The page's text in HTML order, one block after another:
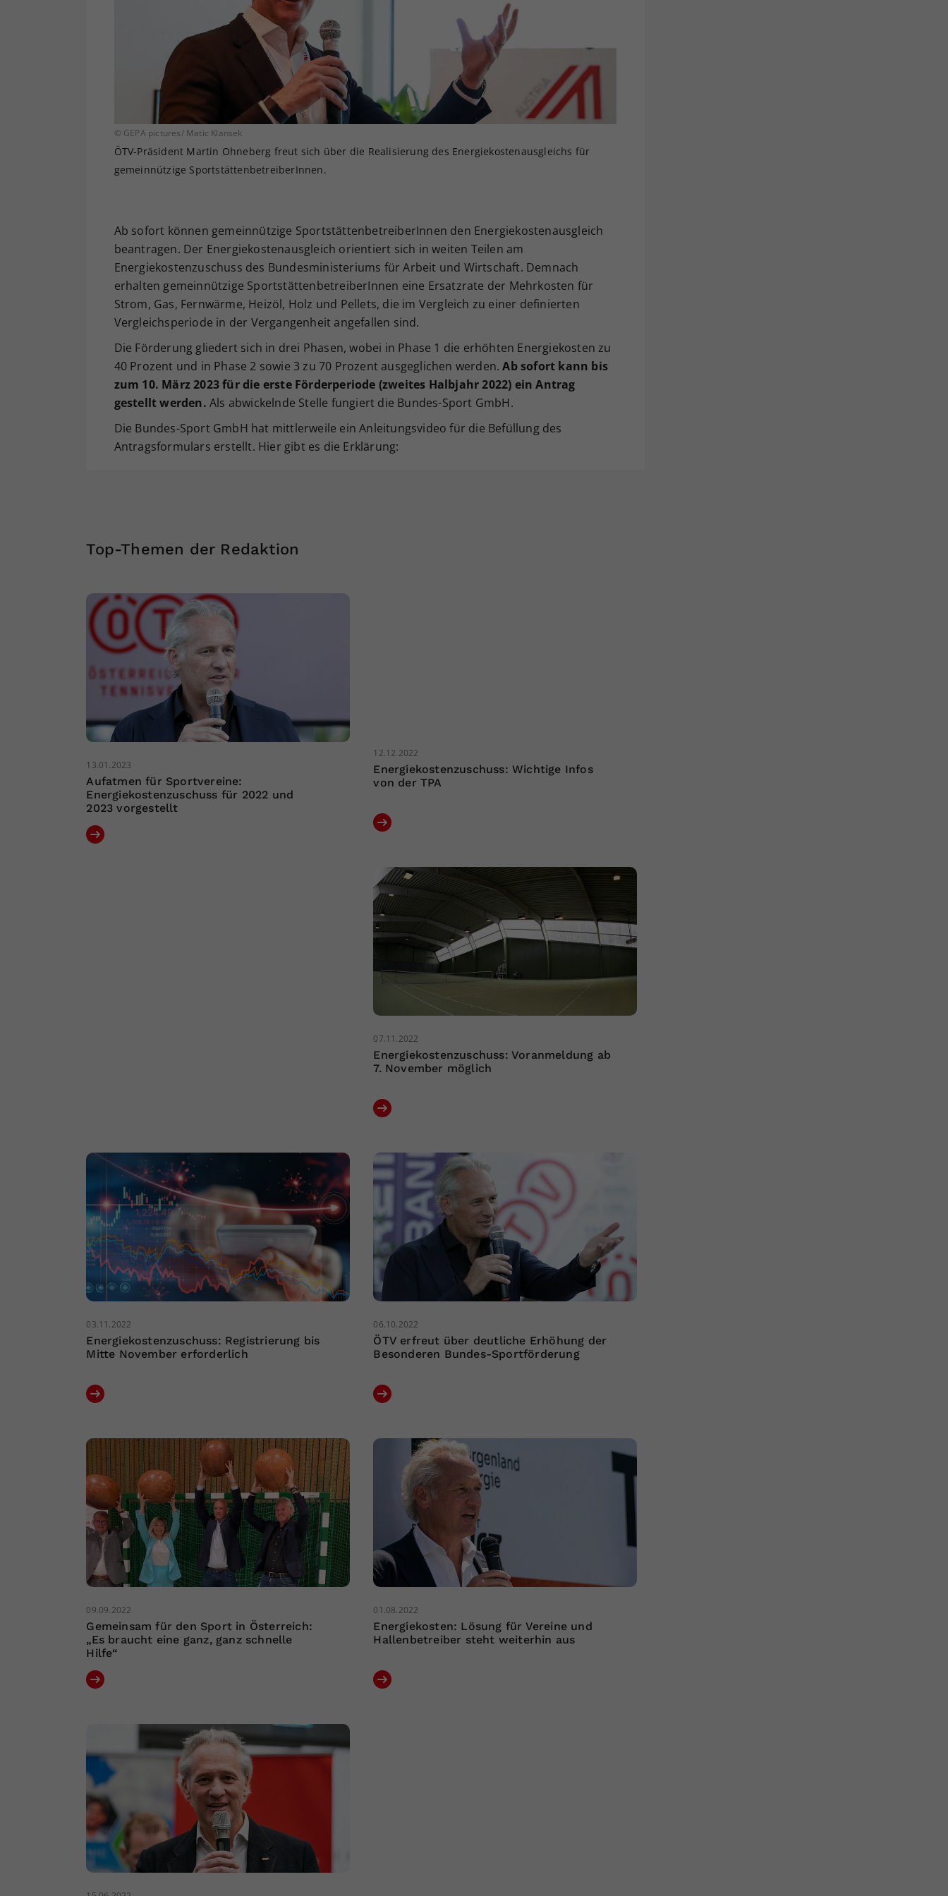
© GEPA pictures/ Matic Klansek
ÖTV-Präsident Martin Ohneberg freut sich über die Realisierung des Energiekostenausgleichs für
gemeinnützige SportstättenbetreiberInnen.
Ab sofort können gemeinnützige SportstättenbetreiberInnen den Energiekostenausgleich
beantragen. Der Energiekostenausgleich orientiert sich in weiten Teilen am
Energiekostenzuschuss des Bundesministeriums für Arbeit und Wirtschaft. Demnach
erhalten gemeinnützige SportstättenbetreiberInnen eine Ersatzrate der Mehrkosten für
Strom, Gas, Fernwärme, Heizöl, Holz und Pellets, die im Vergleich zu einer definierten
Vergleichsperiode in der Vergangenheit angefallen sind.
Die Förderung gliedert sich in drei Phasen, wobei in Phase 1 die erhöhten Energiekosten zu
40 Prozent und in Phase 2 sowie 3 zu 70 Prozent ausgeglichen werden.Ab sofort kann bis
zum 10. März 2023 für die erste Förderperiode (zweites Halbjahr 2022) ein Antrag
gestellt werden. Als abwickelnde Stelle fungiert die Bundes-Sport GmbH.
Die Bundes-Sport GmbH hat mittlerweile ein Anleitungsvideo für die Befüllung des
Antragsformulars erstellt. Hier gibt es die Erklärung:
Top-Themen der Redaktion
13.01.2023
Aufatmen für Sportvereine:
Energiekostenzuschuss für 2022 und
2023 vorgestellt
12.12.2022
Energiekostenzuschuss: Wichtige Infos
von der TPA
07.11.2022
Energiekostenzuschuss: Voranmeldung ab
7. November möglich
03.11.2022
Energiekostenzuschuss: Registrierung bis
Mitte November erforderlich
06.10.2022
ÖTV erfreut über deutliche Erhöhung der
Besonderen Bundes-Sportförderung
09.09.2022
Gemeinsam für den Sport in Österreich:
„Es braucht eine ganz, ganz schnelle
Hilfe“
01.08.2022
Energiekosten: Lösung für Vereine und
Hallenbetreiber steht weiterhin aus
Ihrer vorgenommen Einstellungen, falls der
Webseiten-Betreiber dies eingestellt hat.